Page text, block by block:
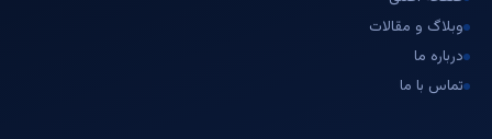
وبلاگ و مقالات
درباره ما
تماس با ما